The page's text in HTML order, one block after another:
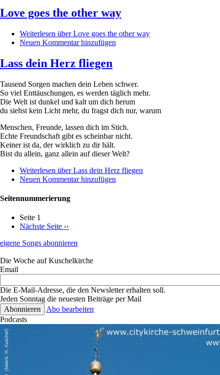
Love goes the other way
Weiterlesen über Love goes the other way
Neuen Kommentar hinzufügen
Lass dein Herz fliegen
Tausend Sorgen machen dein Leben schwer.
So viel Enttäuschungen, es werden täglich mehr.
Die Welt ist dunkel und kalt um dich herum
du siehst kein Licht mehr, du fragst dich nur, warum
Menschen, Freunde, lassen dich im Stich.
Echte Freundschaft gibt es scheinbar nicht.
Keiner ist da, der wirklich zu dir hält.
Bist du allein, ganz allein auf dieser Welt?
Weiterlesen über Lass dein Herz fliegen
Neuen Kommentar hinzufügen
Seitennummerierung
Seite 1
Nächste Seite ››
eigene Songs abonnieren
Die Woche auf Kuschelkirche
Email
Die E-Mail-Adresse, die den Newsletter erhalten soll.
Jeden Sonntag die neuesten Beiträge per Mail
Abo bearbeiten
Podcasts